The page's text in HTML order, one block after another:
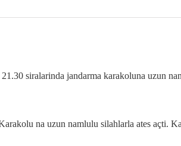
siralarinda jandarma karakoluna uzun
na uzun namlulu silahlarla ates açti.